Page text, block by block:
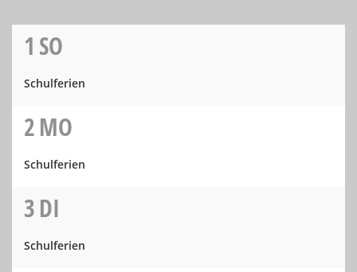
1 SO
Schulferien
2MO
Schulferien
3DI
Schulferien